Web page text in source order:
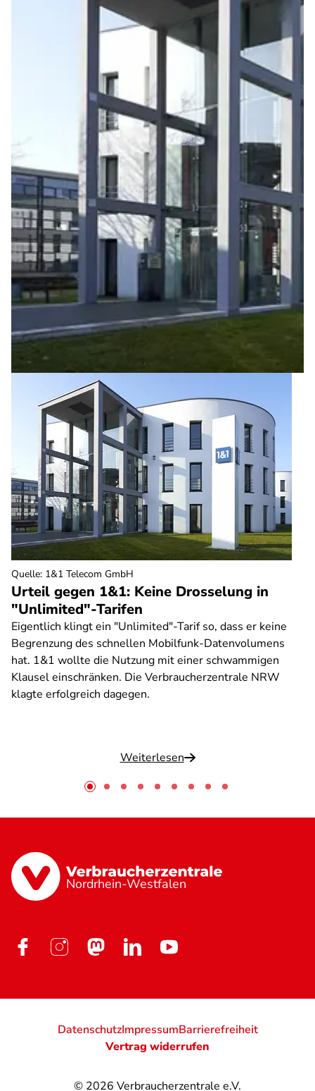
Urteil gegen 1&1: Keine Drosselung in
"Unlimited"-Tarifen
Eigentlich klingt ein "Unlimited"-Tarif so, dass er keine
Begrenzung des schnellen Mobilfunk-Datenvolumens
hat. 1&1 wollte die Nutzung mit einer schwammigen
Klausel einschränken. Die Verbraucherzentrale NRW
klagte erfolgreich dagegen.
Weiterlesen
Quelle: 1&1 Telecom GmbH
Nordrhein-Westfalen
© 2026 Verbraucherzentrale e.V.
DatenschutzImpressumBarrierefreiheit
Vertrag widerrufen